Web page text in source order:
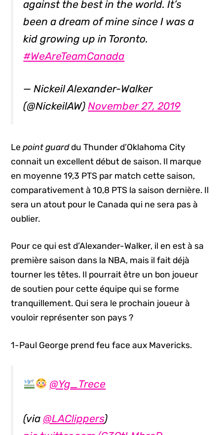
against the best in the world. It’s
been a dream of mine since I was a
kid growing up in Toronto.
#WeAreTeamCanada
— Nickeil Alexander-Walker
(@NickeilAW)November 27, 2019
Lepoint guarddu Thunder d’Oklahoma City
connait un excellent début de saison. Il marque
en moyenne 19,3 PTS par match cette saison,
comparativement à 10,8 PTS la saison dernière. Il
sera un atout pour le Canada qui ne sera pas à
oublier.
Pour ce qui est d’Alexander-Walker, il en est à sa
première saison dans la NBA, mais il fait déjà
tourner les têtes. Il pourrait être un bon joueur
de soutien pour cette équipe qui se forme
tranquillement. Qui sera le prochain joueur à
vouloir représenter son pays ?
1-Paul George prend feu face aux Mavericks.
@Yg_Trece
(via @LAClippers)